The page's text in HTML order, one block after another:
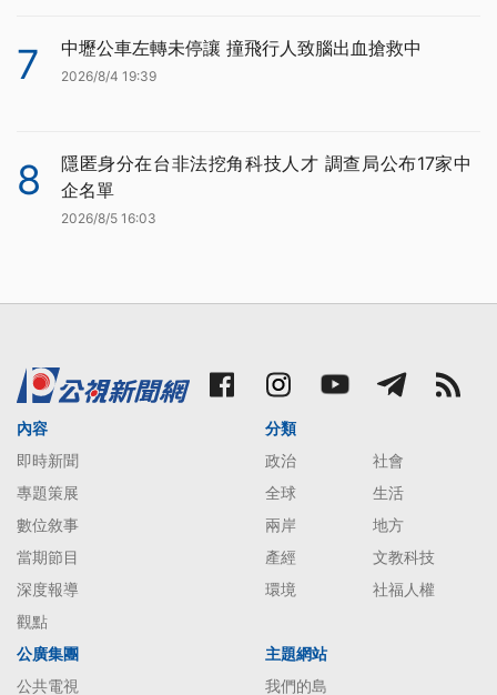
7 中壢公車左轉未停讓 撞飛行人致腦出血搶救中
2026/8/4 19:39
8
隱匿身分在台非法挖角科技人才 調查局公布17家中
企名單
2026/8/5 16:03
內容
即時新聞
專題策展
數位敘事
當期節目
深度報導
觀點
分類
政治
社會
全球
生活
兩岸
地方
產經
文教科技
環境
社福人權
公廣集團
公共電視
主題網站
我們的島